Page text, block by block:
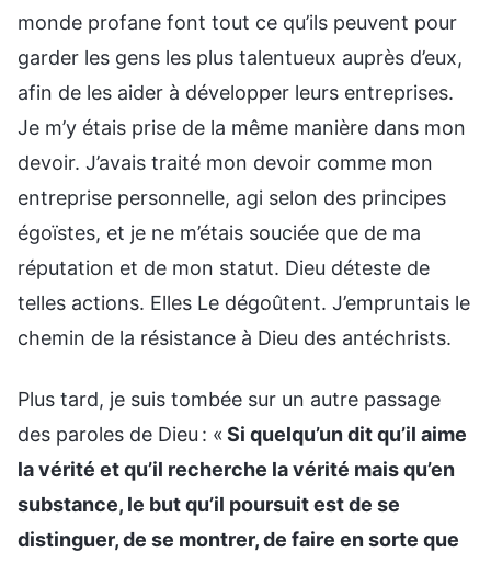
monde profane font tout ce qu’ils peuvent pour
garder les gens les plus talentueux auprès d’eux,
afin de les aider à développer leurs entreprises.
Je m’y étais prise de la même manière dans mon
devoir. J’avais traité mon devoir comme mon
entreprise personnelle, agi selon des principes
égoïstes, et je ne m’étais souciée que de ma
réputation et de mon statut. Dieu déteste de
telles actions. Elles Le dégoûtent. J’empruntais le
chemin de la résistance à Dieu des antéchrists.
Plus tard, je suis tombée sur un autre passage
des paroles de Dieu : «Si quelqu’un dit qu’il aime
la vérité et qu’il recherche la vérité mais qu’en
substance, le but qu’il poursuit est de se
distinguer, de se montrer, de faire en sorte que